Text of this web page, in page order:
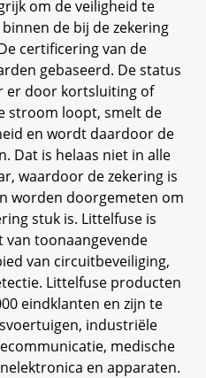
om de veiligheid te
de bij de zekering
certificering van de
gebaseerd. De status
er door kortsluiting of
stroom loopt, smelt de
en wordt daardoor de
Dat is helaas niet in alle
waardoor de zekering is
worden doorgemeten om
stuk is. Littelfuse is
van toonaangevende
van circuitbeveiliging,
Littelfuse producten
eindklanten en zijn te
industriële
medische
en apparaten.